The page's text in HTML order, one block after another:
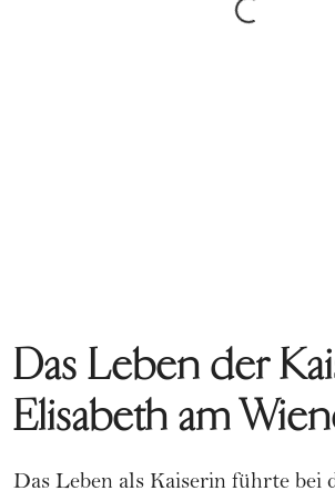
Das Leben der
Elisabeth am
Das Leben als Kaiserin führte bei